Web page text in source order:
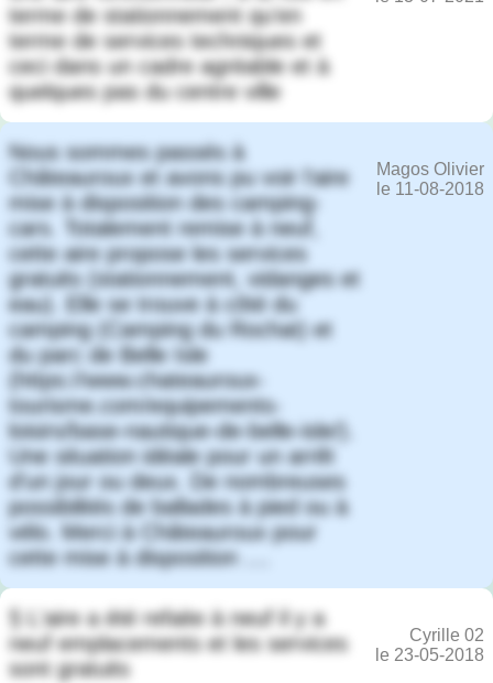
terme de stationnement qu'en
terme de services techniques et
ceci dans un cadre agréable et à
quelques pas du centre ville
Nous sommes passés à
Châteauroux et avons pu voir l'aire
mise à disposition des camping-
cars. Totalement remise à neuf,
cette aire propose les services
gratuits (stationnement, vidanges et
eau). Elle se trouve à côté du
camping (Camping du Rochat) et
du parc de Belle Isle
(https://www.chateauroux-
tourisme.com/equipements-
loisirs/base-nautique-de-belle-isle/).
Une situation idéale pour un arrêt
d'un jour ou deux. De nombreuses
possibilités de ballades à pied ou à
vélo. Merci à Châteauroux pour
cette mise à disposition ....
Magos Olivier
le 11-08-2018
§ L'aire a été refaite à neuf il y a
neuf emplacements et les services
sont gratuits
Cyrille 02
le 23-05-2018